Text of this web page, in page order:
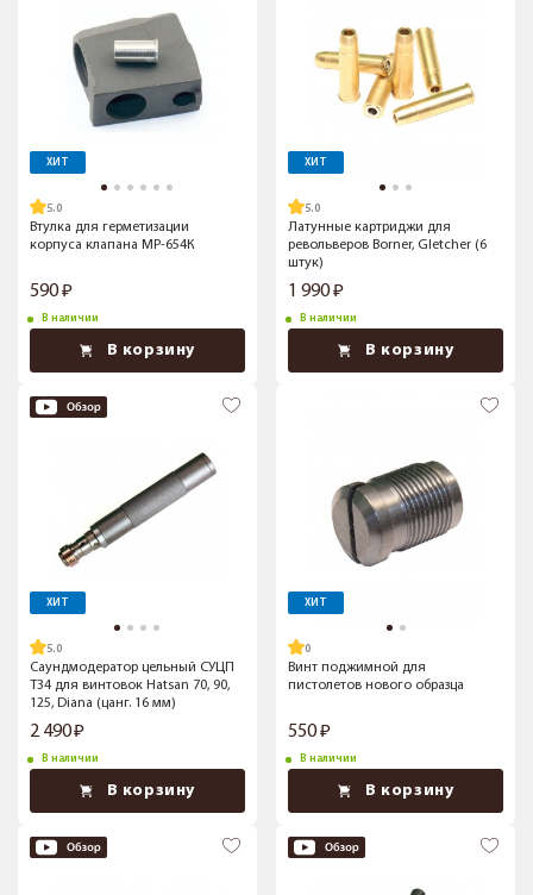
ХИТ
5.0
Втулка для герметизации
корпуса клапана МР-654К
590
В наличии
В корзину
ХИТ
5.0
Латунные картриджи для
револьверов Borner, Gletcher (6
штук)
1 990
В наличии
В корзину
ХИТ
5.0
Саундмодератор цельный СУЦП
Т34 для винтовок Hatsan 70, 90,
125, Diana (цанг. 16 мм)
2 490
В наличии
В корзину
ХИТ
Винт поджимной для
пистолетов нового образца
550
В наличии
В корзину